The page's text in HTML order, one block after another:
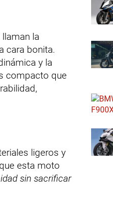
la
cara bonita.
y la
compacto que
ligeros y
esta moto
sin sacrificar